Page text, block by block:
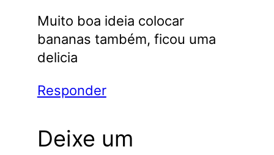
Muito boa ideia colocar
bananas também, ficou uma
delicia
Responder
Deixe um